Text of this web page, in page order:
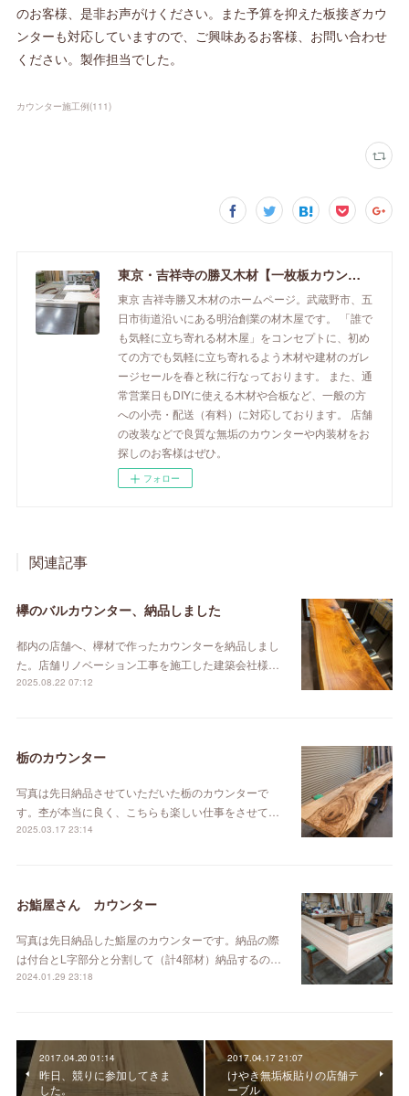
のお客様、是非お声がけください。また予算を抑えた板接ぎカウ
ンターも対応していますので、ご興味あるお客様、お問い合わせ
ください。製作担当でした。
カウンター施工例(111)
東京・吉祥寺の勝又木材【一枚板カウンター】
東京 吉祥寺勝又木材のホームページ。武蔵野市、五
日市街道沿いにある明治創業の材木屋です。 「誰で
も気軽に立ち寄れる材木屋」をコンセプトに、初め
ての方でも気軽に立ち寄れるよう木材や建材のガレ
ージセールを春と秋に行なっております。 また、通
常営業日もDIYに使える木材や合板など、一般の方
への小売・配送（有料）に対応しております。 店舗
の改装などで良質な無垢のカウンターや内装材をお
探しのお客様はぜひ。
フォロー
関連記事
欅のバルカウンター、納品しました
都内の店舗へ、欅材で作ったカウンターを納品しまし
た。店舗リノベーション工事を施工した建築会社様…
2025.08.22 07:12
栃のカウンター
写真は先日納品させていただいた栃のカウンターで
す。杢が本当に良く、こちらも楽しい仕事をさせて…
2025.03.17 23:14
お鮨屋さん カウンター
写真は先日納品した鮨屋のカウンターです。納品の際
は付台とL字部分と分割して（計4部材）納品するの…
2024.01.29 23:18
2017.04.20 01:14
昨日、競りに参加してきま
した。
2017.04.17 21:07
けやき無垢板貼りの店舗テ
ーブル